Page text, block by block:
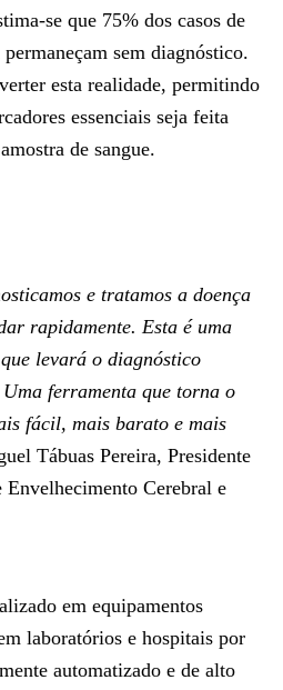
se que 75% dos casos de
sem diagnóstico.
esta realidade, permitindo
essenciais seja feita
de sangue.
e tratamos a doença
rapidamente. Esta é uma
levará o diagnóstico
ferramenta que torna o
fácil, mais barato e mais
Tábuas Pereira, Presidente
Envelhecimento Cerebral e
em equipamentos
laboratórios e hospitais por
automatizado e de alto